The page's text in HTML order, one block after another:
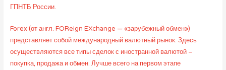
ГПНТБ России.
Forex (от англ. FOReign EXchange — «зарубежный обмен»)
представляет собой международный валютный рынок. Здесь
осуществляются все типы сделок с иностранной валютой –
покупка, продажа и обмен. Лучше всего на первом этапе